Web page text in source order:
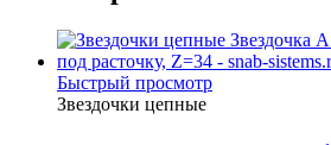
Быстрый просмотр
Звездочки цепные